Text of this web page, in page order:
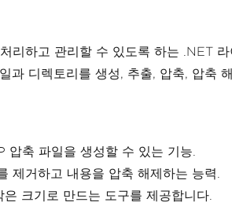
하고 관리할 수 있도록 하는 .NET 라
디렉토리를 생성, 추출, 압축, 압축
압축 파일을 생성할 수 있는 기능.
제거하고 내용을 압축 해제하는 능력.
크기로 만드는 도구를 제공합니다.